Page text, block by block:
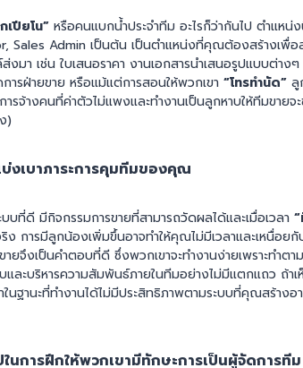
เปียโน” หรือคนแบกน้ำประจำทีม อะไรก็ว่ากันไป ตำแหน่
Sales Admin เป็นต้น เป็นตำแหน่งที่คุณต้องสร้างเพื่อ
ส่งมา เช่น ใบเสนอราคา งานเอกสารนำเสนอรูปแบบต่าง
ารฝ่ายขาย หรือแม้แต่การสอนให้พวกเขา “โทรทำนัด” ลู
รจ้างคนที่ค่าตัวไม่แพงและทำงานเป็นลูกหาบให้ทีมขายจ
)
งเบาภาระการคุมทีมของคุณ
บที่ดี มีกิจกรรมการขายที่สามารถวัดผลได้และเมื่อเวลา
ง การมีลูกน้องเพิ่มขึ้นอาจทำให้คุณไม่มีเวลาและเหนื่อ
ยจึงเป็นคำตอบที่ดี ซึ่งพวกเขาจะทำงานง่ายเพราะทำต
ละบริหารความสัมพันธ์ภายในทีมอย่างไม่มีแตกแถว ถ้าเ
นฐานะที่ทำงานได้ไม่มีประสิทธิภาพตามระบบที่คุณสร้างอ
การฝึกให้พวกเขามีทักษะการเป็นผู้จัดการทีม